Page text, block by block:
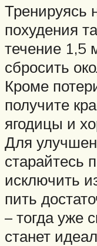
Тренируясь
похудения
течение 1,5
сбросить
Кроме
получите
ягодицы и
Для
старайтесь
исключить
пить
– тогда уже
станет